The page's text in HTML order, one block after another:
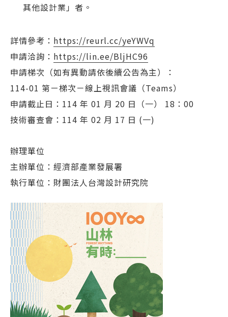
其他設計業」者。
詳情參考： https://reurl.cc/yeYWVq
申請洽詢： https://lin.ee/BljHC96
申請梯次（如有異動請依後續公告為主）：
114-01 第ㄧ梯次－線上視訊會議（Teams）
申請截止日：114 年 01 月 20 日（一） 18：00
技術審查會：114 年 02 月 17 日 (一)
辦理單位
主辦單位：經濟部產業發展署
執行單位：財團法人台灣設計研究院